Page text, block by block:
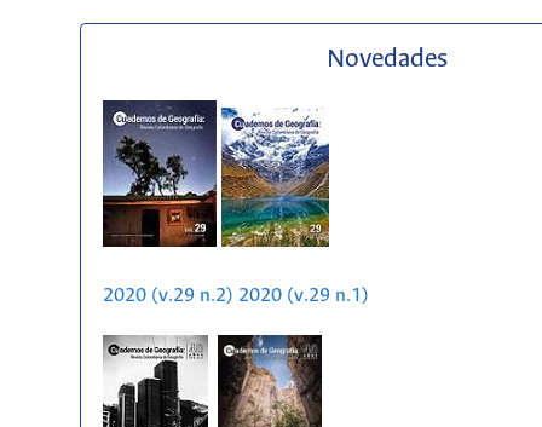
Novedades
2020 (v.29 n.2) 2020 (v.29 n.1)